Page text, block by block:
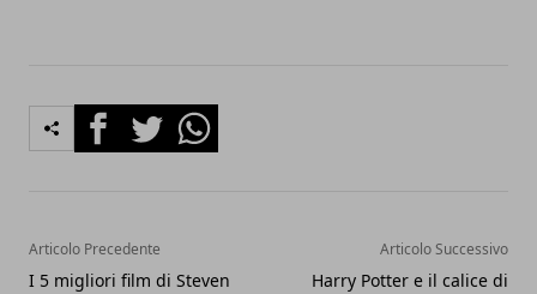
FacebookTwitterWhatsapp
Articolo Precedente
I 5 migliori film di Steven
Articolo Successivo
Harry Potter e il calice di